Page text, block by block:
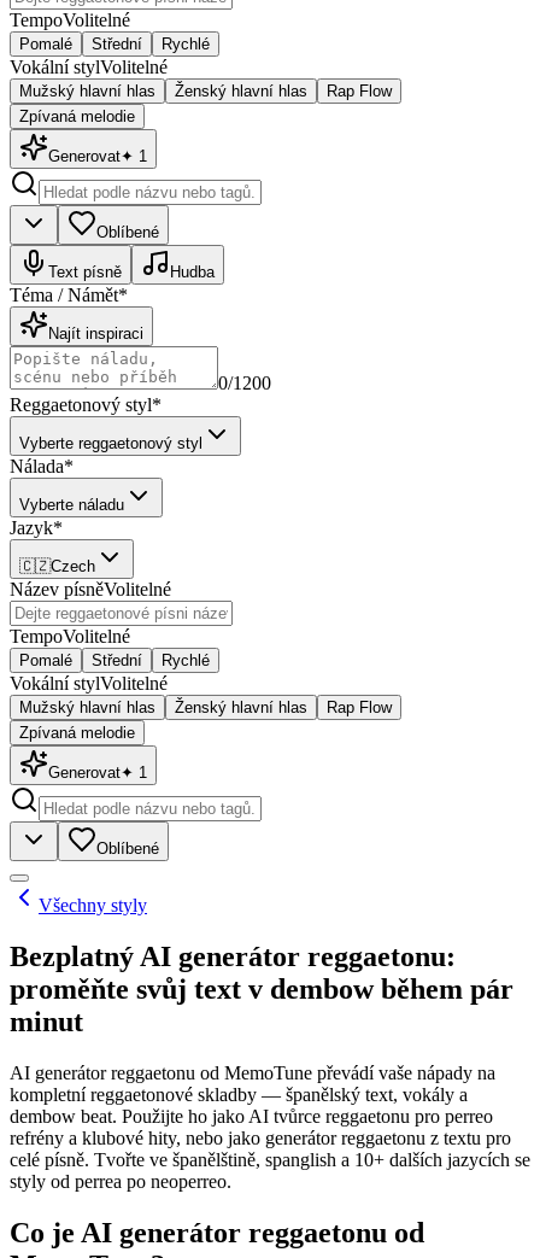
TempoVolitelné
Pomalé Střední Rychlé
Vokální stylVolitelné
Mužský hlavní hlas Ženský hlavní hlas
Rap Flow
Zpívaná melodie
Generovat✦ 1
Oblíbené
Text písně Hudba
Téma / Námět*
Najít inspiraci
0/1200
Reggaetonový styl*
Vyberte reggaetonový styl
Nálada*
Vyberte náladu
Jazyk*
🇨🇿Czech
Název písněVolitelné
TempoVolitelné
Pomalé Střední Rychlé
Vokální stylVolitelné
Mužský hlavní hlas Ženský hlavní hlas
Rap Flow
Zpívaná melodie
Generovat✦ 1
Oblíbené
Všechny styly
Bezplatný AI generátor reggaetonu:
proměňte svůj text v dembow během pár
minut
AI generátor reggaetonu od MemoTune převádí vaše nápady na
kompletní reggaetonové skladby — španělský text, vokály a
dembow beat. Použijte ho jako AI tvůrce reggaetonu pro perreo
refrény a klubové hity, nebo jako generátor reggaetonu z textu pro
celé písně. Tvořte ve španělštině, spanglish a 10+ dalších jazycích se
styly od perrea po neoperreo.
Co je AI generátor reggaetonu od